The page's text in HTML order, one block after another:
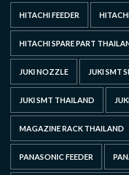
HITACHI FEEDER
HITACHI SPARE PART
JUKI NOZZLE JUKI SMT
JUKI SMT THAILAND
MAGAZINE RACK THAILAND
PANASONIC FEEDER